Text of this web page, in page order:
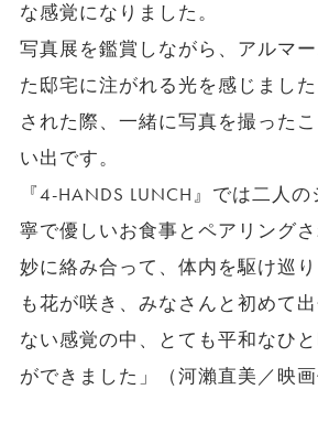
な感覚になりました。
写真展を鑑賞しながら、アルマ
た邸宅に注がれる光を感じまし
された際、一緒に写真を撮った
い出です。
『4-HANDS LUNCH』では二人
寧で優しいお食事とペアリング
妙に絡み合って、体内を駆け巡
も花が咲き、みなさんと初めて
ない感覚の中、とても平和なひ
ができました」（河瀨直美／映画